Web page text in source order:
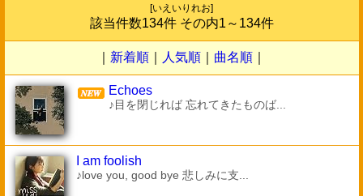
[いえいりれお]
該当件数134件 その内1～134件
新着順 人気順 曲名順
Echoes
♪目を閉じれば 忘れてきたものば...
I am foolish
♪love you, good bye 悲しみに支...